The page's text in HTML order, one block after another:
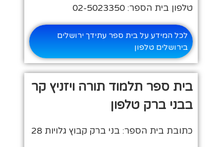
טלפון בית הספר: 02-5023350
לכל המידע על בית ספר עתידך ירושלים
בירושלים טלפון
בית ספר תלמוד תורה ויזניץ קר
בבני ברק טלפון
כתובת בית הספר: בני ברק קבוץ גלויות 28